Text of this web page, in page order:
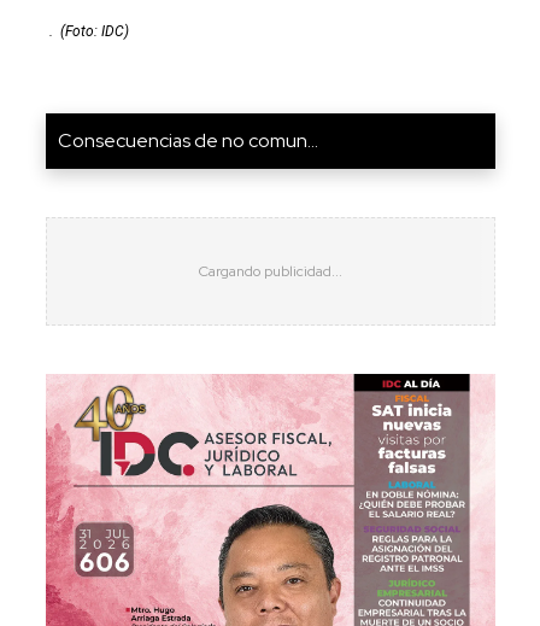
. (Foto: IDC)
Consecuencias de no comun...